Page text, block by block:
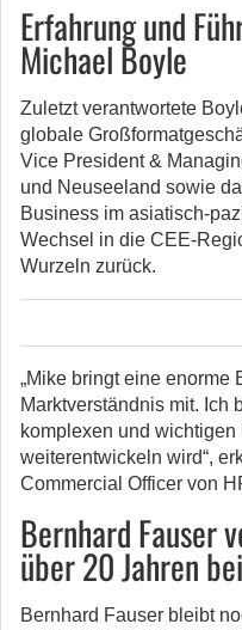
Erfahrung und
Michael Boyle
Zuletzt verantwortete
globale
Vice President &
und Neuseeland sowie
Business im asiatisch-
Wechsel in die CEE-
Wurzeln zurück.
„Mike bringt eine enorme
Marktverständnis mit. Ich
komplexen und wichtigen
weiterentwickeln wird“,
Commercial Officer von
Bernhard Fauser
über 20 Jahren
Bernhard Fauser bleibt